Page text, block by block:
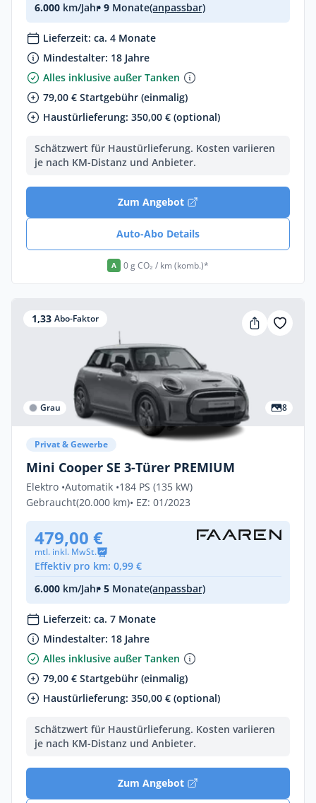
6.000 km/Jahr• 9 Monate(anpassbar)
Lieferzeit: ca. 4 Monate
Mindestalter: 18 Jahre
Alles inklusive außer Tanken
79,00 € Startgebühr (einmalig)
Haustürlieferung: 350,00 € (optional)
Schätzwert für Haustürlieferung. Kosten variieren
je nach KM-Distanz und Anbieter.
Zum Angebot
Auto-Abo Details
A 0 g CO₂ / km (komb.)*
1,33 Abo-Faktor
Grau 8
Privat & Gewerbe
Mini Cooper SE 3-Türer PREMIUM
Elektro •Automatik •184 PS (135 kW)
Gebraucht(20.000 km)• EZ: 01/2023
479,00 €
mtl. inkl. MwSt.
Effektiv pro km: 0,99 €
6.000 km/Jahr• 5 Monate(anpassbar)
Lieferzeit: ca. 7 Monate
Mindestalter: 18 Jahre
Alles inklusive außer Tanken
79,00 € Startgebühr (einmalig)
Haustürlieferung: 350,00 € (optional)
Schätzwert für Haustürlieferung. Kosten variieren
je nach KM-Distanz und Anbieter.
Zum Angebot